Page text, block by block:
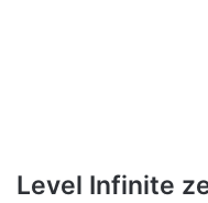
Level Infinite